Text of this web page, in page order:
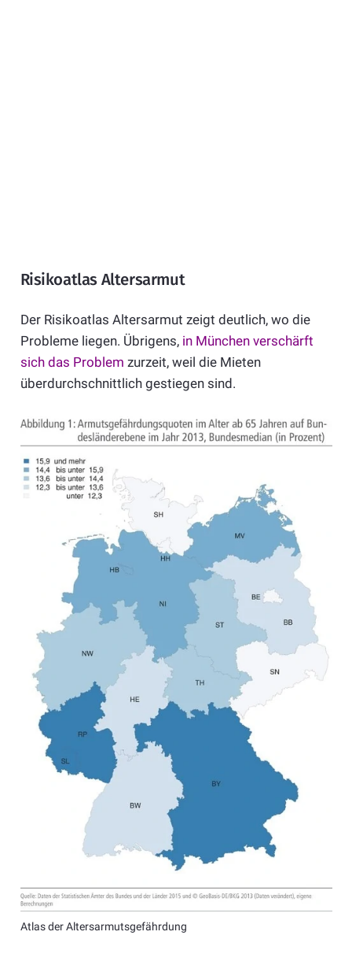
Risikoatlas Altersarmut
Der Risikoatlas Altersarmut zeigt deutlich, wo die
Probleme liegen. Übrigens,in München verschärft
sich das Problem zurzeit, weil die Mieten
überdurchschnittlich gestiegen sind.
Atlas der Altersarmutsgefährdung